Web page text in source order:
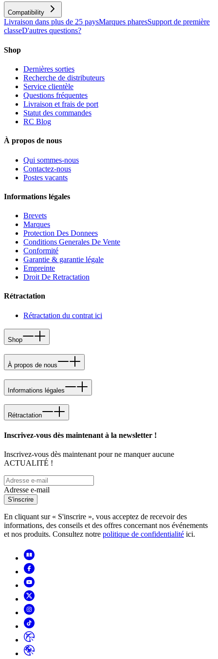
Compatibility
Livraison dans plus de 25 paysMarques pharesSupport de première
classeD'autres questions?
Shop
Dernières sorties
Recherche de distributeurs
Service clientèle
Questions fréquentes
Livraison et frais de port
Statut des commandes
RC Blog
À propos de nous
Qui sommes-nous
Contactez-nous
Postes vacants
Informations légales
Brevets
Marques
Protection Des Donnees
Conditions Generales De Vente
Conformité
Garantie & garantie légale
Empreinte
Droit De Retractation
Rétractation
Rétractation du contrat ici
Shop
À propos de nous
Informations légales
Rétractation
Inscrivez-vous dès maintenant à la newsletter !
Inscrivez-vous dès maintenant pour ne manquer aucune
ACTUALITÉ !
Adresse e-mail
S'inscrire
En cliquant sur « S'inscrire », vous acceptez de recevoir des
informations, des conseils et des offres concernant nos événements
et nos produits. Consultez notre politique de confidentialité ici.